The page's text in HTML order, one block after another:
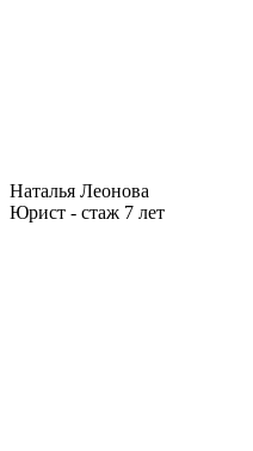
Наталья Леонова
Юрист - стаж 7 лет